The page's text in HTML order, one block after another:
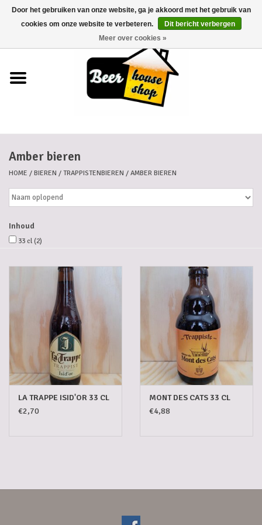
0 Artikelen - €0,00
Biermanden
Blikken
Cadeaubonnen
Geschenken
Glazen
Lege kratten
Manden/Kratten
Amber bieren
HOME / BIEREN / TRAPPISTENBIEREN / AMBER BIEREN
Inhoud
33 cl (2)
LA TRAPPE ISID'OR 33 CL
€2,70
MONT DES CATS 33 CL
€4,88
Door het gebruiken van onze website, ga je akkoord met het gebruik van
cookies om onze website te verbeteren.
Dit bericht verbergen
Meer over cookies »